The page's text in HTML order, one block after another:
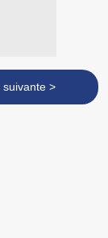
suivante >